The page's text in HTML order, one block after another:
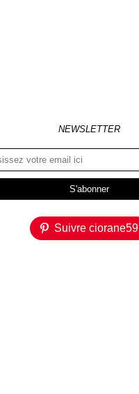
NEWSLETTER
Suivre ciorane59